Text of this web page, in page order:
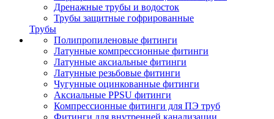
Дренажные трубы и водосток
Трубы защитные гофрированные
Трубы
Полипропиленовые фитинги
Латунные компрессионные фитинги
Латунные аксиальные фитинги
Латунные резьбовые фитинги
Чугунные оцинкованные фитинги
Аксиальные PPSU фитинги
Компрессионные фитинги для ПЭ труб
Фитинги для внутренней канализации